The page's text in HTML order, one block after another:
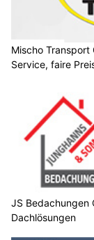
Mischo Transport
Service, faire
JS Bedachungen
Dachlösungen